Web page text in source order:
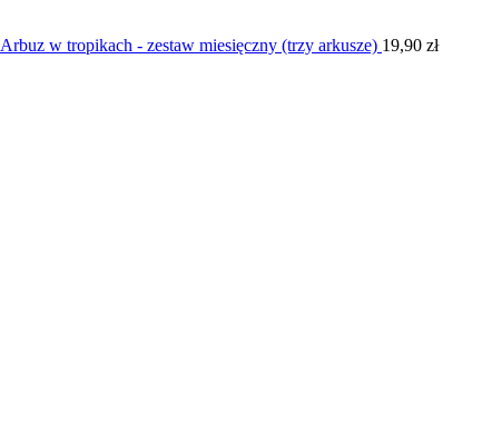
Arbuz w tropikach - zestaw miesięczny (trzy arkusze) 19,90 zł